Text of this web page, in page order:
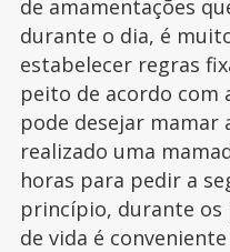
de amamentações
durante o dia, é
estabelecer regras
peito de acordo com
pode desejar
realizado uma
horas para pedir a
princípio, durante os
de vida é